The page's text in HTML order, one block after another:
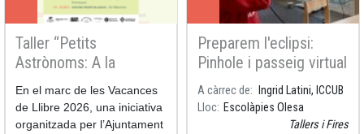
Taller “Petits
Astrònoms: A la
recerca de l’eclipsi” a
Vacances de Llibre
En el marc de les Vacances
de Llibre 2026, una iniciativa
organitzada per l’Ajuntament
Preparem l'eclipsi:
Pinhole i passeig virtual
per la galàxia a les
Escolàpies Olesa
A càrrec de
Ingrid Latini, ICCUB
Lloc Escolàpies Olesa
Tallers i Fires